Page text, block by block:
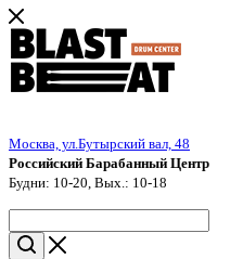
Москва, ул.Бутырский вал, 48
Российский Барабанный Центр
Будни: 10-20, Вых.: 10-18